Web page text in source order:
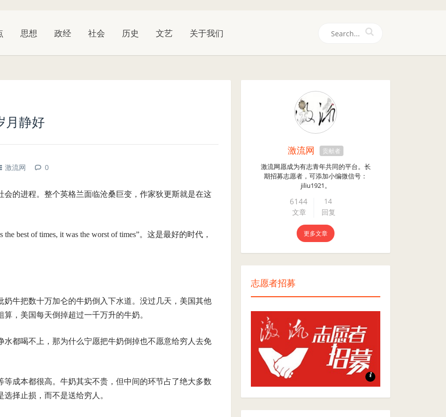
思想 政经 社会 历史 文艺 关于我们
静好
激流网 0
会的进程。整个英格兰面临沧桑巨变，作家狄更斯就是在这
best of times, it was the worst of times”。这是最好的时代，
牛把数十万加仑的牛奶倒入下水道。没过几天，美国其他
，美国每天倒掉超过一千万升的牛奶。
都喝不上，那为什么宁愿把牛奶倒掉也不愿意给穷人去免
成本都很高。牛奶其实不贵，但中间的环节占了绝大多数
择止损，而不是送给穷人。
激流网 贡献者
激流网愿成为有志青年共同的平台。长
期招募志愿者，可添加小编微信号：
jiliu1921。
6144
文章
14
回复
更多文章
志愿者招募
志愿者招募